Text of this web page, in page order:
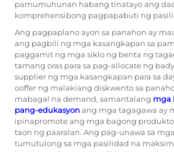
pamumuhunan habang tinatayo ang
komprehensibong pagpapabuti ng
Ang pagpaplano ayon sa panahon ay
ang pagbili ng mga kasangkapan sa
paggamit ng mga siklo ng benta ng
tamang oras para sa pag-allocate ng
supplier ng mga kasangkapan para sa
ooffer ng malakiang diskwento sa
mabagal na demand, samantalang mga
pang-edukasyonang mga tagagawa ay
ipinapromote ang mga bagong
taon ng paaralan. Ang pag-unawa sa
tumutulong sa mga pasilidad na